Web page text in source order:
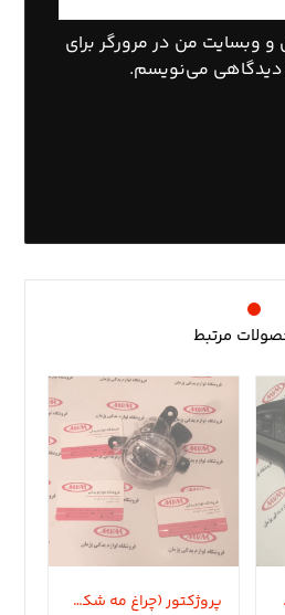
و وبسایت من در مرورگر برای
دیدگاهی می‌نویسم.
مرتبط
پروژکتور (چراغ مه شکن جلو) آریزو ۶ جی تی، آریزو ۸ و ام وی ام x77